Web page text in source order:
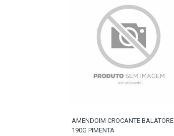
AMENDOIM CROCANTE BALATORE
190G PIMENTA